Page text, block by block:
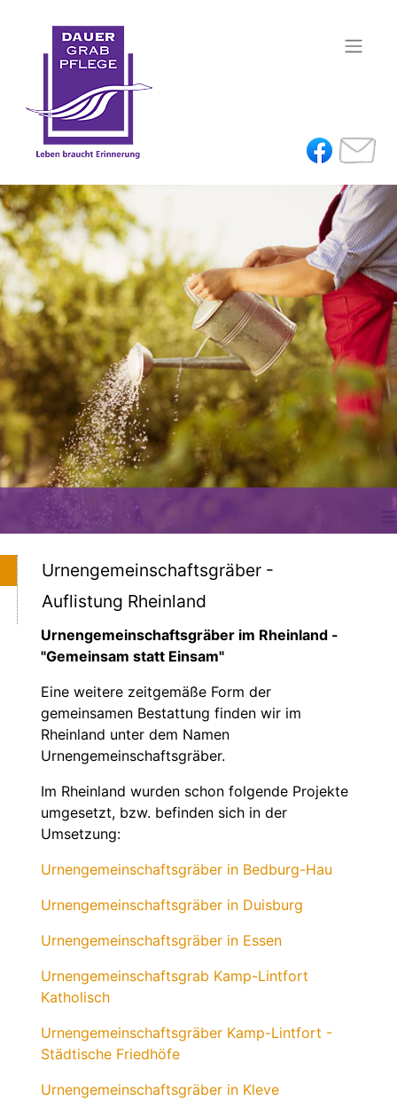
≡
Urnengemeinschaftsgräber -
Auflistung Rheinland
Urnengemeinschaftsgräber im Rheinland -
"Gemeinsam statt Einsam"
Eine weitere zeitgemäße Form der
gemeinsamen Bestattung finden wir im
Rheinland unter dem Namen
Urnengemeinschaftsgräber.
Im Rheinland wurden schon folgende Projekte
umgesetzt, bzw. befinden sich in der
Umsetzung:
Urnengemeinschaftsgräber in Bedburg-Hau
Urnengemeinschaftsgräber in Duisburg
Urnengemeinschaftsgräber in Essen
Urnengemeinschaftsgrab Kamp-Lintfort
Katholisch
Urnengemeinschaftsgräber Kamp-Lintfort -
Städtische Friedhöfe
Urnengemeinschaftsgräber in Kleve